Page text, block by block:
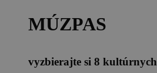
MÚZPAS
vyzbierajte si 8 kultúrnych